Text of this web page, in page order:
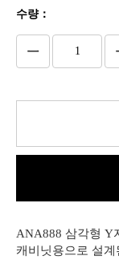
수량：
ANA888 삼각형 Y
캐비닛용으로 설